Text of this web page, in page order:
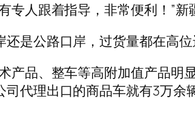
人跟着指导，非常便利！”
是公路口岸，过货量都在高位
产品、整车等高附加值产品
代理出口的商品车就有3万